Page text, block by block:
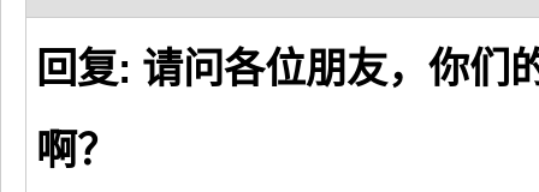
回复: 请问各位朋友，你们
啊？